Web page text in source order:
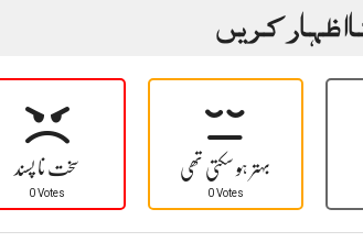
اظہار کریں
سخت نا پسند
0 Votes
بہتر ہو سکتی تھی
0 Votes